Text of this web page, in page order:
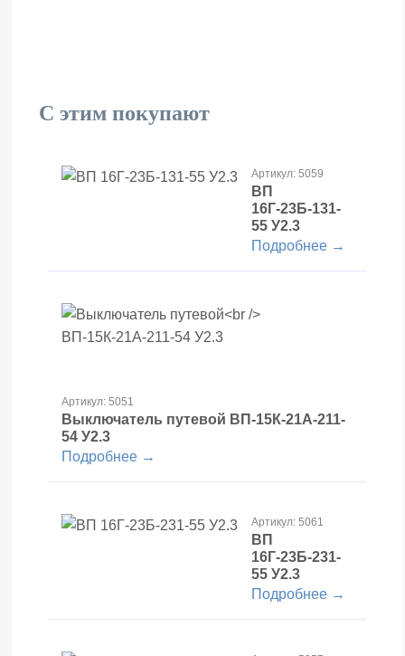
С этим покупают
Артикул: 5059
ВП
16Г-23Б-131-
55 У2.3
Подробнее →
Артикул: 5051
Выключатель путевой ВП-15К-21А-211-
54 У2.3
Подробнее →
Артикул: 5061
ВП
16Г-23Б-231-
55 У2.3
Подробнее →